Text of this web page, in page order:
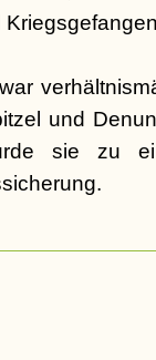
und
sie zu